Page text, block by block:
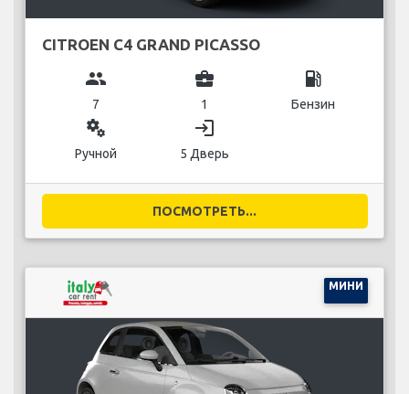
CITROEN C4 GRAND PICASSO
group
7
business_center
1
local_gas_station
Бензин
miscellaneous_services
Ручной
login
5 Дверь
ПОСМОТРЕТЬ...
МИНИ